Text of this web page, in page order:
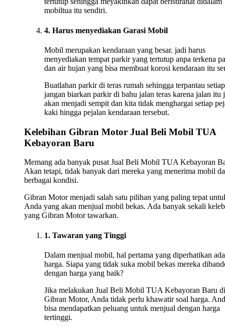
mobiltua itu sendiri.
4. Harus menyediakan Garasi Mobil
Mobil merupakan kendaraan yang besar. jadi harus
menyediakan tempat parkir yang tertutup anpa terkena
dan air hujan yang bisa membuat korosi kendaraan itu
Buatlahan parkir di teras rumah sehingga terpantau
jangan biarkan parkir di bahu jalan teras karena jalan itu
akan menjadi sempit dan kita tidak menghargai setiap
kaki hingga pejalan kendaraan tersebut.
Kelebihan Gibran Motor Jual Beli Mobil TUA
Kebayoran Baru
Memang ada banyak pusat Jual Beli Mobil TUA Kebayoran
Akan tetapi, tidak banyak dari mereka yang menerima mobil
berbagai kondisi.
Gibran Motor menjadi salah satu pilihan yang paling tepat
Anda yang akan menjual mobil bekas. Ada banyak sekali
yang Gibran Motor tawarkan.
1. Tawaran yang Tinggi
Dalam menjual mobil, hal pertama yang diperhatikan
harga. Siapa yang tidak suka mobil bekas mereka
dengan harga yang baik?
Jika melakukan Jual Beli Mobil TUA Kebayoran Baru di
Gibran Motor, Anda tidak perlu khawatir soal harga.
bisa mendapatkan peluang untuk menjual dengan harga
tertinggi.